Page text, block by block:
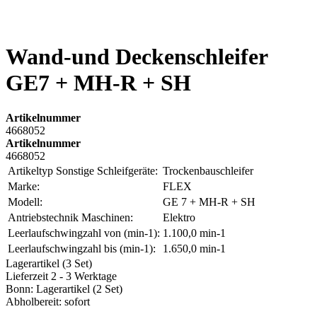
Wand-und Deckenschleifer
GE7 + MH-R + SH
Artikelnummer
4668052
Artikelnummer
4668052
Artikeltyp Sonstige Schleifgeräte: Trockenbauschleifer
Marke:
FLEX
Modell:
GE 7 + MH-R + SH
Antriebstechnik Maschinen:
Elektro
Leerlaufschwingzahl von (min-1): 1.100,0 min-1
Leerlaufschwingzahl bis (min-1):
1.650,0 min-1
Lagerartikel (3 Set)
Lieferzeit 2 - 3 Werktage
Bonn: Lagerartikel (2 Set)
Abholbereit: sofort